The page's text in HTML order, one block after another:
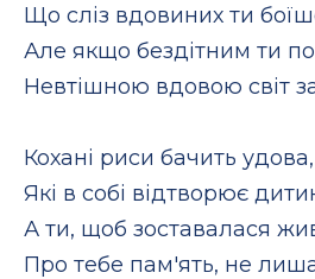
Що сліз вдовиних ти
Але якщо бездітним ти
Невтішною вдовою світ
Кохані риси бачить удова,
Які в собі відтворює
А ти, щоб зоставалася
Про тебе пам'ять, не